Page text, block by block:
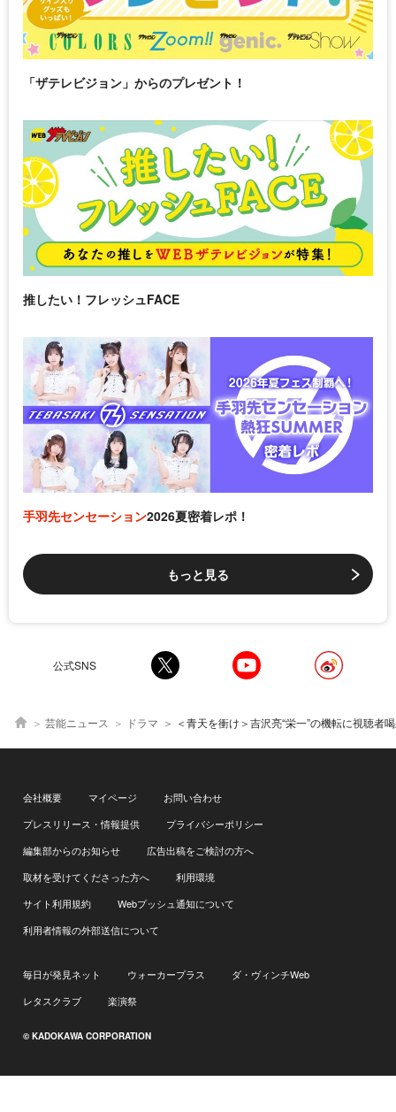
「ザテレビジョン」からのプレゼント！
推したい！フレッシュFACE
手羽先センセーション2026夏密着レポ！
もっと見る
公式SNS
芸能ニュース ドラマ ＜青天を衝け＞吉沢亮“栄一”の機転に視聴者喝采「スカッとした！」公式が史実
会社概要 マイページ
お問い合わせ
プレスリリース・情報提供
プライバシーポリシー
編集部からのお知らせ
広告出稿をご検討の方へ
取材を受けてくださった方へ
利用環境
サイト利用規約
Webプッシュ通知について
利用者情報の外部送信について
毎日が発見ネット ウォーカープラス
ダ・ヴィンチWeb
レタスクラブ
楽演祭
© KADOKAWA CORPORATION